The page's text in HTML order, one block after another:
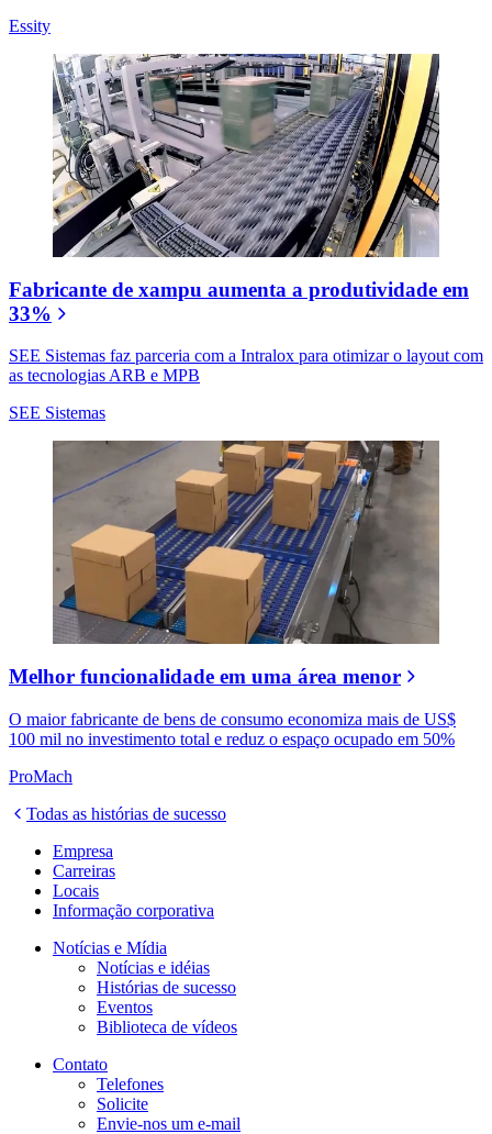
Essity
Fabricante de xampu aumenta a produtividade em
33%
SEE Sistemas faz parceria com a Intralox para otimizar o layout com
as tecnologias ARB e MPB
SEE Sistemas
Melhor funcionalidade em uma área menor
O maior fabricante de bens de consumo economiza mais de US$
100 mil no investimento total e reduz o espaço ocupado em 50%
ProMach
Todas as histórias de sucesso
Empresa
Carreiras
Locais
Informação corporativa
Notícias e Mídia
Notícias e idéias
Histórias de sucesso
Eventos
Biblioteca de vídeos
Contato
Telefones
Solicite
Envie-nos um e-mail